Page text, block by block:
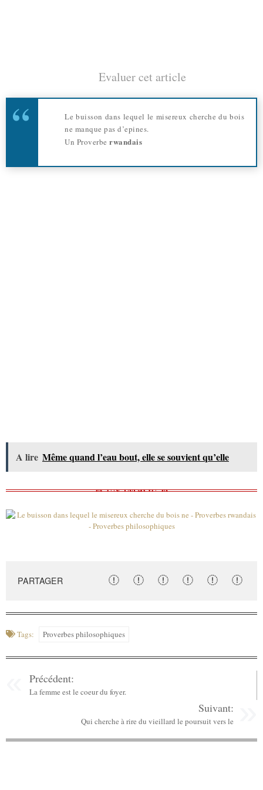
Evaluer cet article
Le buisson dans lequel le misereux cherche du bois
ne manque pas d’epines.
Un Proverbe rwandais
A lire Même quand l’eau bout, elle se souvient qu’elle
PARTAGER
Tags: Proverbes philosophiques
Précédent:
La femme est le coeur du foyer.
Suivant:
Qui cherche à rire du vieillard le poursuit vers le